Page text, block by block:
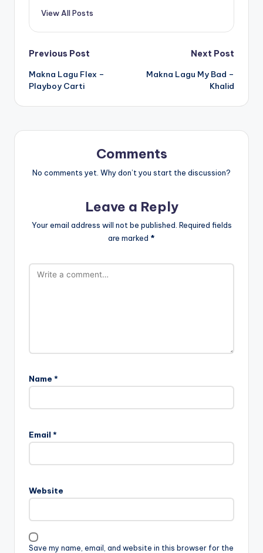
View All Posts
Post
navigation
Previous Post
Makna Lagu Flex –
Playboy Carti
Next Post
Makna Lagu My Bad –
Khalid
Comments
No comments yet. Why don’t you start the discussion?
Leave a Reply
Your email address will not be published. Required fields
are marked *
Name *
Email *
Website
Save my name, email, and website in this browser for the